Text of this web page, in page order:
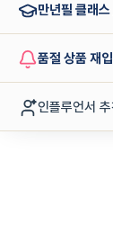
만년필 클래
품절 상품 재
인플루언서